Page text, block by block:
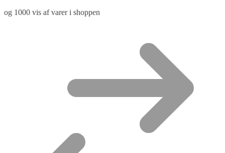
og 1000 vis af varer i shoppen